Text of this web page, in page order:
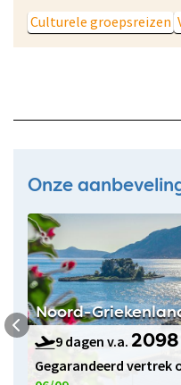
Culturele groepsreizen
Onze
Noord-
9 dagen v.a. 2098
Gegarandeerd vertrek